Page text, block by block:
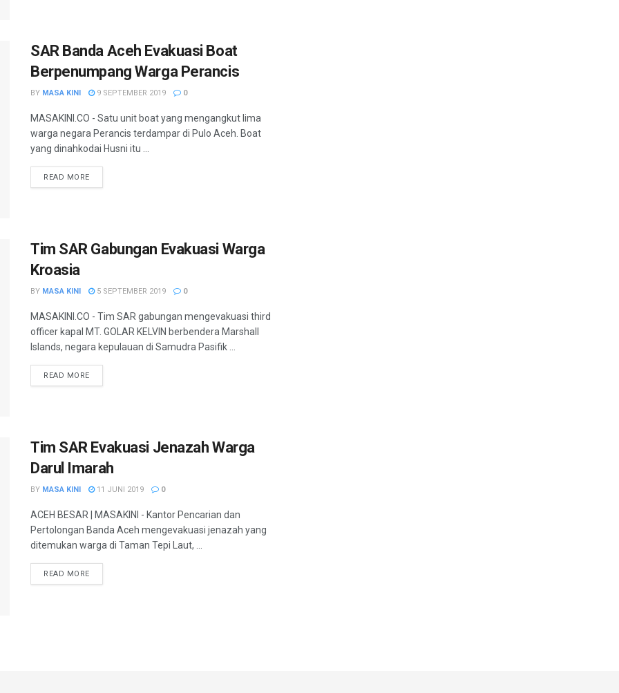
SAR Banda Aceh Evakuasi Boat
Berpenumpang Warga Perancis
BY MASA KINI 9 SEPTEMBER 2019 0
MASAKINI.CO - Satu unit boat yang mengangkut lima
warga negara Perancis terdampar di Pulo Aceh. Boat
yang dinahkodai Husni itu ...
READ MORE
Tim SAR Gabungan Evakuasi Warga
Kroasia
BY MASA KINI 5 SEPTEMBER 2019 0
MASAKINI.CO - Tim SAR gabungan mengevakuasi third
officer kapal MT. GOLAR KELVIN berbendera Marshall
Islands, negara kepulauan di Samudra Pasifik ...
READ MORE
Tim SAR Evakuasi Jenazah Warga
Darul Imarah
BY MASA KINI 11 JUNI 2019 0
ACEH BESAR | MASAKINI - Kantor Pencarian dan
Pertolongan Banda Aceh mengevakuasi jenazah yang
ditemukan warga di Taman Tepi Laut, ...
READ MORE